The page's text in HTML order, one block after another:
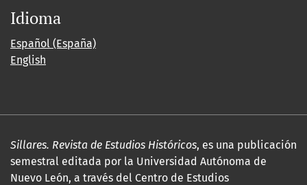
Idioma
Español (España)
English
Sillares. Revista de Estudios Históricos, es una publicación
semestral editada por la Universidad Autónoma de
Nuevo León, a través del Centro de Estudios